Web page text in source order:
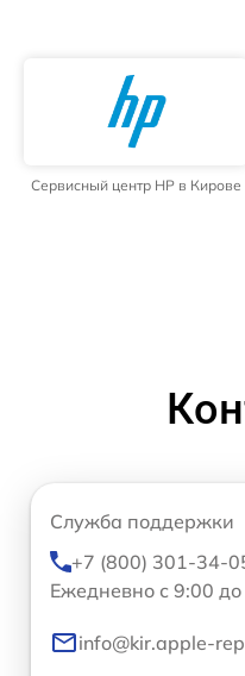
Сервисный центр HP в Кирове
Служба поддержки
+7 (800) 301-34-
Ежедневно с 9:00
info@kir.apple-